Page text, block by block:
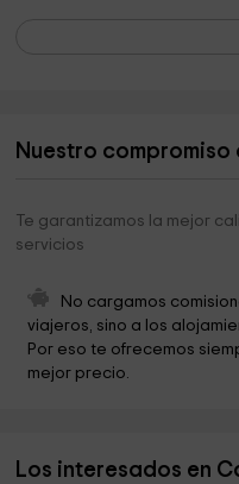
Museum
Iglesia de Santo Tomé
Ayuntamiento de Toledo
Santa Iglesia Catedral
Nuestro compromiso
Te garantizamos la mejor
servicios
No cargamos
viajeros, sino a los
Por eso te ofrecemos
mejor precio.
Los interesados en